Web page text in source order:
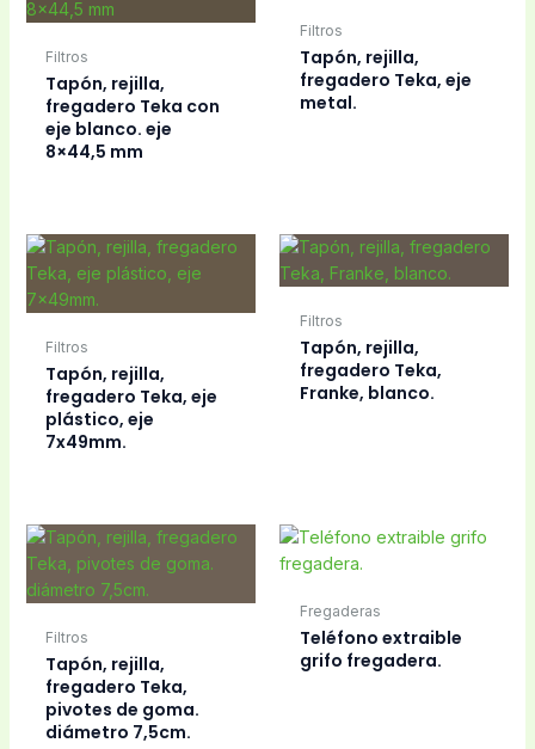
Filtros
Tapón, rejilla,
fregadero Teka con
eje blanco. eje
8×44,5 mm
Filtros
Tapón, rejilla,
fregadero Teka, eje
metal.
Filtros
Tapón, rejilla,
fregadero Teka, eje
plástico, eje
7x49mm.
Filtros
Tapón, rejilla,
fregadero Teka,
Franke, blanco.
Filtros
Tapón, rejilla,
fregadero Teka,
pivotes de goma.
diámetro 7,5cm.
Fregaderas
Teléfono extraible
grifo fregadera.